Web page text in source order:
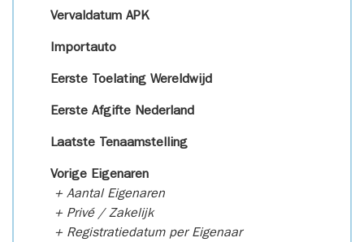
Vervaldatum APK
Importauto
Eerste Toelating Wereldwijd
Eerste Afgifte Nederland
Laatste Tenaamstelling
Vorige Eigenaren
+ Aantal Eigenaren
+ Privé / Zakelijk
+ Registratiedatum per Eigenaar